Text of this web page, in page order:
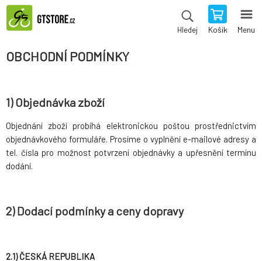
Hledej Košík Menu
OBCHODNÍ PODMÍNKY
1) Objednávka zboží
Objednání zboží probíhá elektronickou poštou prostřednictvím
objednávkového formuláře. Prosíme o vyplnění e-mailové adresy a
tel. čísla pro možnost potvrzení objednávky a upřesnění termínu
dodání.
2) Dodací podmínky a ceny dopravy
2.1) ČESKÁ REPUBLIKA